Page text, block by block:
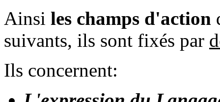
Ainsi les champs d'action
suivants, ils sont fixés par
Ils concernent: